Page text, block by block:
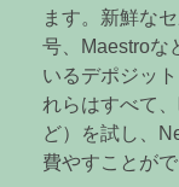
ます。新鮮な
号、Maestroな
いるデポジッ
れらはすべて
ど）を試し、
費やすことがで